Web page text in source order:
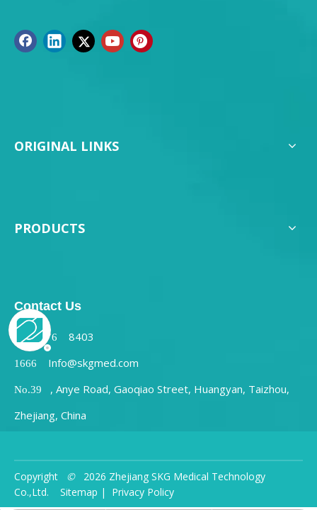
ORIGINAL LINKS
PRODUCTS
Contact Us
0086-576 8403
1666 Info@skgmed.com
No.39
, Anye Road, Gaoqiao Street, Huangyan, Taizhou,
Zhejiang, China
Copyright © 2026 Zhejiang SKG Medical Technology
Co.,Ltd. Sitemap | Privacy Policy